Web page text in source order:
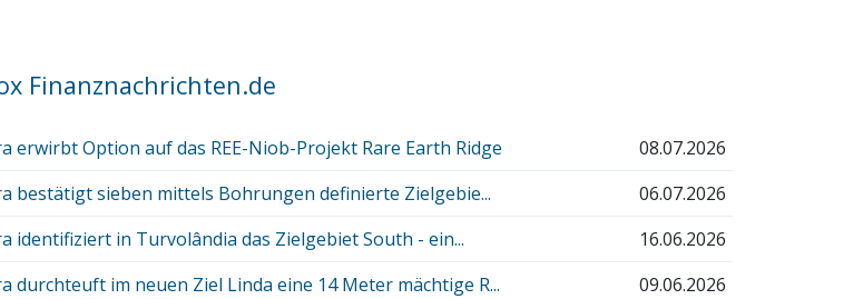
Finanznachrichten.de
erwirbt Option auf das REE-Niob-Projekt Rare Earth Ridge
08.07.2026
bestätigt sieben mittels Bohrungen definierte Zielgebie...
06.07.2026
identifiziert in Turvolândia das Zielgebiet South - ein...
16.06.2026
durchteuft im neuen Ziel Linda eine 14 Meter mächtige R...
09.06.2026